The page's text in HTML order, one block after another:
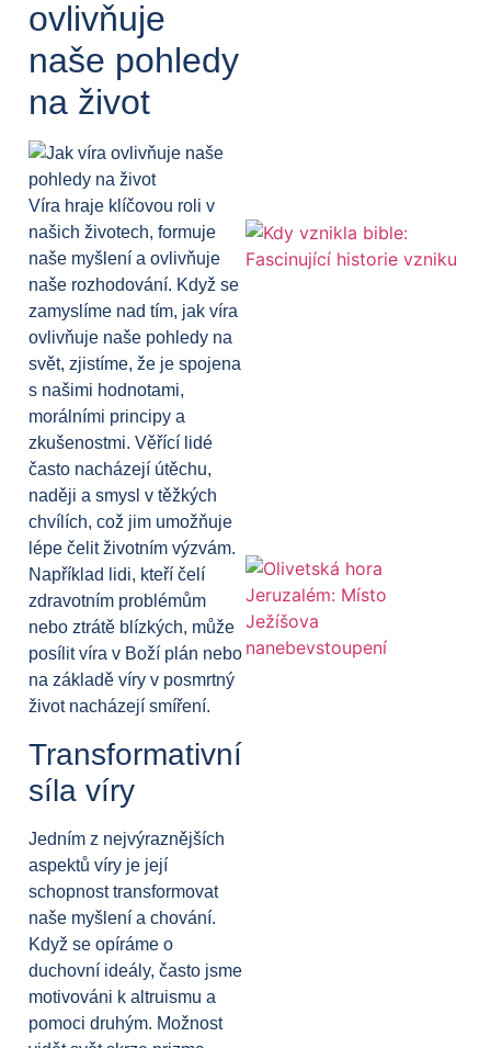
ovlivňuje
naše pohledy
na život
Víra hraje klíčovou roli v
našich životech, formuje
naše myšlení a ovlivňuje
naše rozhodování. Když se
zamyslíme nad tím, jak víra
ovlivňuje naše pohledy na
svět, zjistíme, že je spojena
s našimi hodnotami,
morálními principy a
zkušenostmi. Věřící lidé
často nacházejí útěchu,
naději a smysl v těžkých
chvílích, což jim umožňuje
lépe čelit životním výzvám.
Například lidi, kteří čelí
zdravotním problémům
nebo ztrátě blízkých, může
posílit víra v Boží plán nebo
na základě víry v posmrtný
život nacházejí smíření.
Transformativní
síla víry
Jedním z nejvýraznějších
aspektů víry je její
schopnost transformovat
naše myšlení a chování.
Když se opíráme o
duchovní ideály, často jsme
motivováni k altruismu a
pomoci druhým. Možnost